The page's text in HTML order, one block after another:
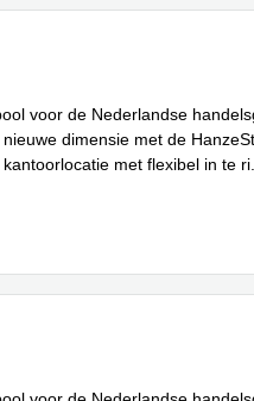
voor de Nederlandse
dimensie met de
met flexibel in te ri